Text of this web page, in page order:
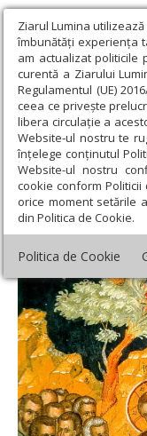
Ziarul Lumina
îmbunătăți experiența
am actualizat politicile
curentă a Ziarului
Regulamentul (UE)
ceea ce privește
libera circulație a
Website-ul nostru te
înțelege conținutul
Website-ul nostru
cookie conform
orice moment setările
din Politica de Cookie.
Politica de Cookie
Ziarul Lumina ›
Duminică › Împreună
Împreună cu